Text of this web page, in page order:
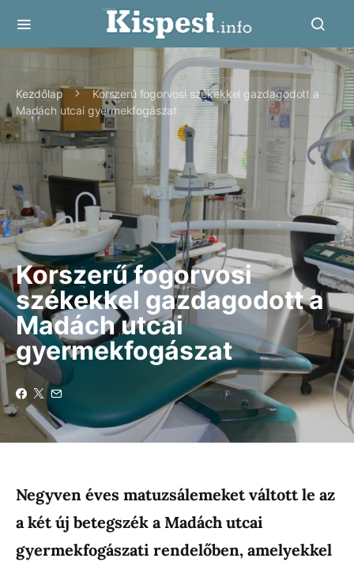
Kezdőlap
Korszerű fogorvosi székekkel gazdagodott a
Madách utcai gyermekfogászat
Korszerű fogorvosi
székekkel gazdagodott a
Madách utcai
gyermekfogászat
Negyven éves matuzsálemeket váltott le az
a két új betegszék a Madách utcai
gyermekfogászati rendelőben, amelyekkel